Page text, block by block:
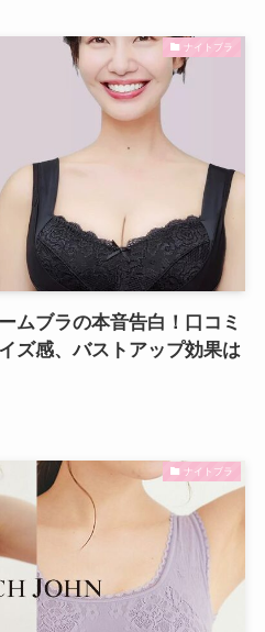
ナイトブラ
ムブラの本音告白！口コミ
ズ感、バストアップ効果は
ナイトブラ